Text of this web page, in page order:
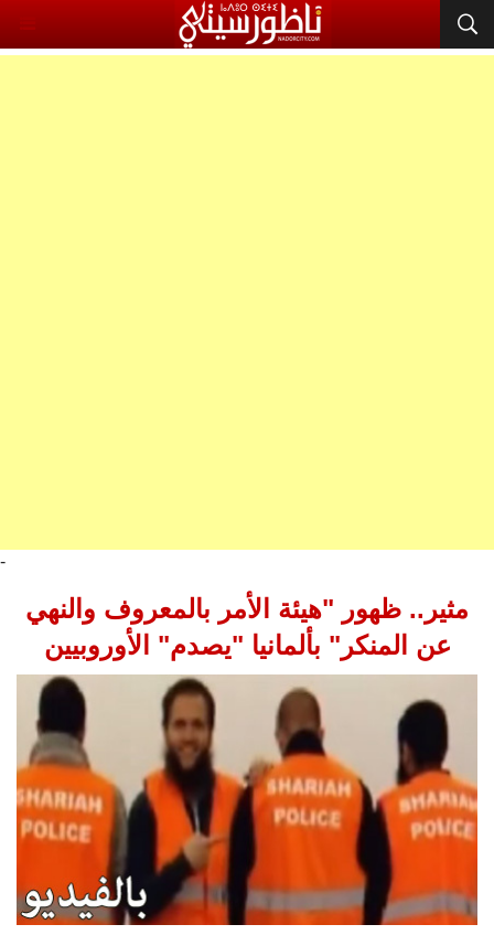
-
مثير.. ظهور "هيئة الأمر بالمعروف والنهي
عن المنكر" بألمانيا "يصدم" الأوروبيين